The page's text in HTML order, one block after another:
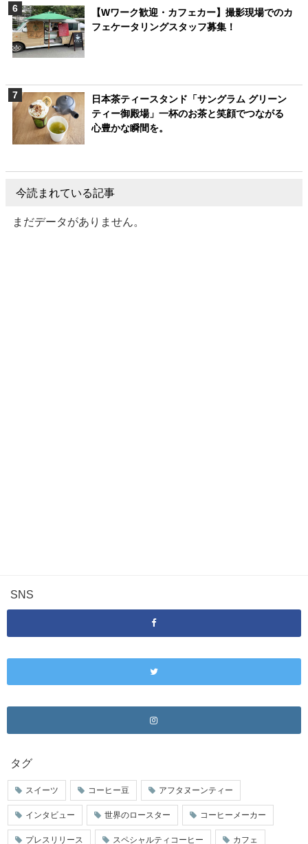
【Wワーク歓迎・カフェカー】撮影現場でのカ
フェケータリングスタッフ募集！
日本茶ティースタンド「サングラム グリーン
ティー御殿場」一杯のお茶と笑顔でつながる
心豊かな瞬間を。
今読まれている記事
まだデータがありません。
SNS
タグ
スイーツ コーヒー豆 アフタヌーンティー
インタビュー 世界のロースター コーヒーメーカー
プレスリリース スペシャルティコーヒー カフェ